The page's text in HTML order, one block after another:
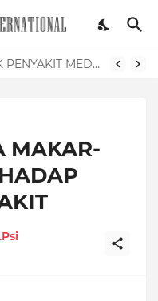
KHASIAT DAUN KELOR UNTUK PENYAKIT MEDIS DAN GANGGUAN SIHIR
AYAT KURSI
MAKAR-